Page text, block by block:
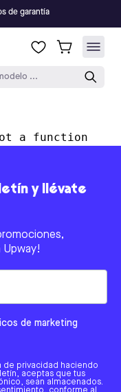
de garantía
...
a function
y llévate
de marketing
de privacidad haciendo
aceptas que tus
sean almacenados.